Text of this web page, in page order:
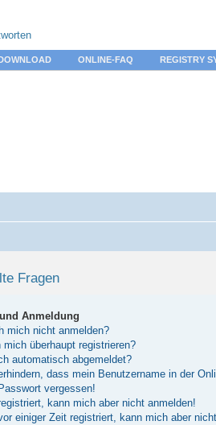
ONLINE-FAQ REGISTRY
Fragen
Anmeldung
mich nicht anmelden?
überhaupt registrieren?
automatisch abgemeldet?
dass mein Benutzername in der
vergessen!
kann mich aber nicht anmelden!
einiger Zeit registriert, kann mich aber